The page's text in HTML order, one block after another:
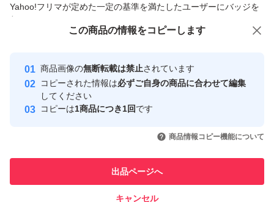
Yahoo!フリマが定めた一定の基準を満たしたユーザーにバッジを
付与しています
安心取引出品者
心・安全なユーザーです
取引実績
引を完了させた実績があります
での取引実績があります
この商品の情報をコピーします
商品画像の無断転載は禁止されています
コピーされた情報は必ずご自身の商品に合わせて編集
してください
コピーは1商品につき1回です
商品情報コピー機能について
出品ページへ
キャンセル
この商品をみている人にオススメ